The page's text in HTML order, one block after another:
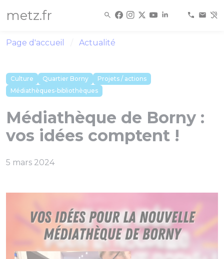
metz.fr
Page d'accueil Actualité
Culture Quartier Borny
Projets / actions
Médiathèques-bibliothèques
Médiathèque de Borny :
vos idées comptent !
5 mars 2024